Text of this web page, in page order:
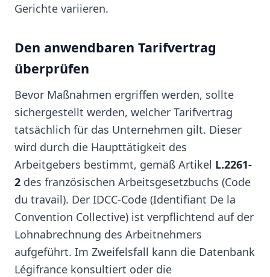
Gerichte variieren.
Den anwendbaren Tarifvertrag
überprüfen
Bevor Maßnahmen ergriffen werden, sollte
sichergestellt werden, welcher Tarifvertrag
tatsächlich für das Unternehmen gilt. Dieser
wird durch die Haupttätigkeit des
Arbeitgebers bestimmt, gemäß Artikel L.2261-
2 des französischen Arbeitsgesetzbuchs (Code
du travail). Der IDCC-Code (Identifiant De la
Convention Collective) ist verpflichtend auf der
Lohnabrechnung des Arbeitnehmers
aufgeführt. Im Zweifelsfall kann die Datenbank
Légifrance konsultiert oder die